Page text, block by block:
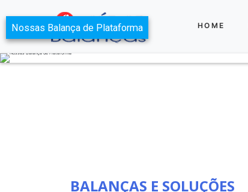
HOME
Nossas Balança de Plataforma
BALANÇAS E SOLUÇÕES